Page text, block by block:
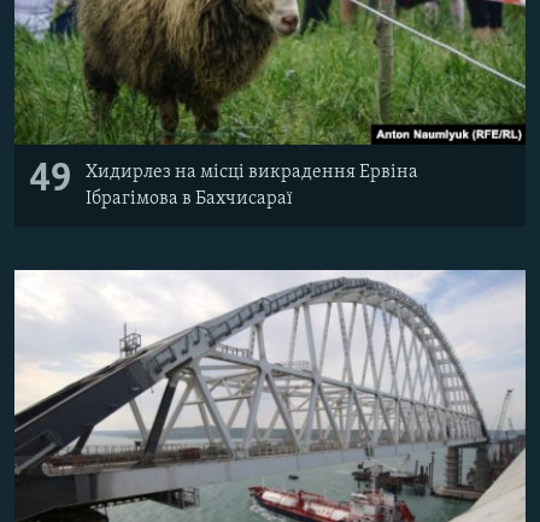
49
Хидирлез на місці викрадення Ервіна
Ібрагімова в Бахчисараї